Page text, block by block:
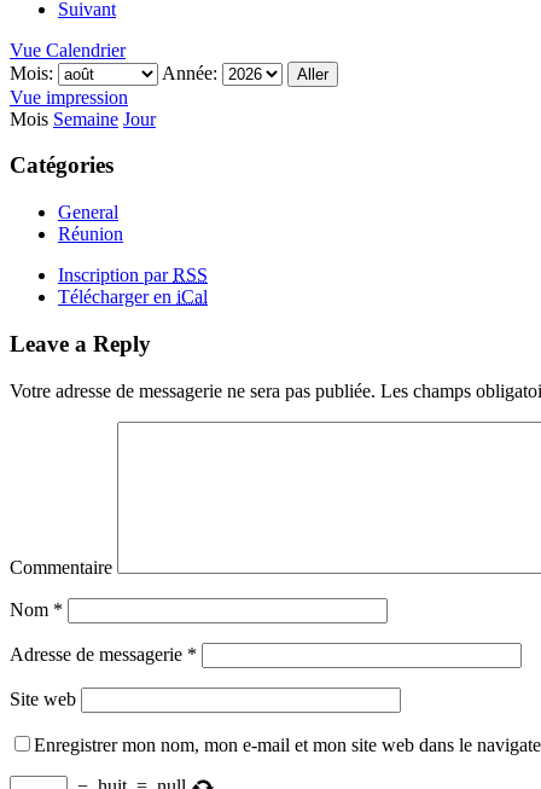
Suivant
Vue Calendrier
Mois:
Année:
Vue impression
Mois Semaine Jour
Catégories
General
Réunion
Inscription parRSS
Télécharger en iCal
Leave a Reply
Votre adresse de messagerie ne sera pas publiée. Les champs
Commentaire
Nom *
Adresse de messagerie *
Site web
Enregistrer mon nom, mon e-mail et mon site web dans le